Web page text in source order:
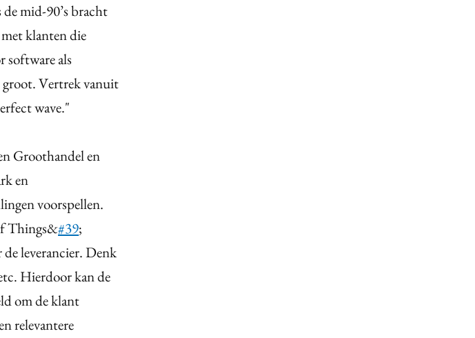
mid-90’s bracht
klanten die
software als
Vertrek vanuit
wave."
Groothandel en
en
voorspellen.
Things&#39;
leverancier. Denk
Hierdoor kan de
om de klant
relevantere